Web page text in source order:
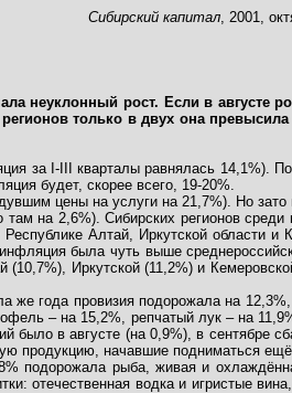
Сибирский капитал, 2001,
неуклонный рост. Если в августе
только в двух она
за -III
кварталы равнялась 14,1%).
будет, скорее всего, 19-20%.
цены на услуги на 21,7%). Но зато
на 2,6%). Сибирских регионов
Алтай, Иркутской области и
была чуть выше
(10,7%), Иркутской (11,2%) и
же года провизия подорожала на
– на 15,2%, репчатый лук – на
было в августе (на 0,9%), в сентябре
продукцию, начавшие подниматься ещё
подорожала рыба, живая и
отечественная водка и игристые